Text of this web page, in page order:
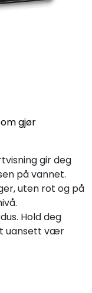
gjør
gir deg
på vannet.
uten rot og på
Hold deg
uansett vær